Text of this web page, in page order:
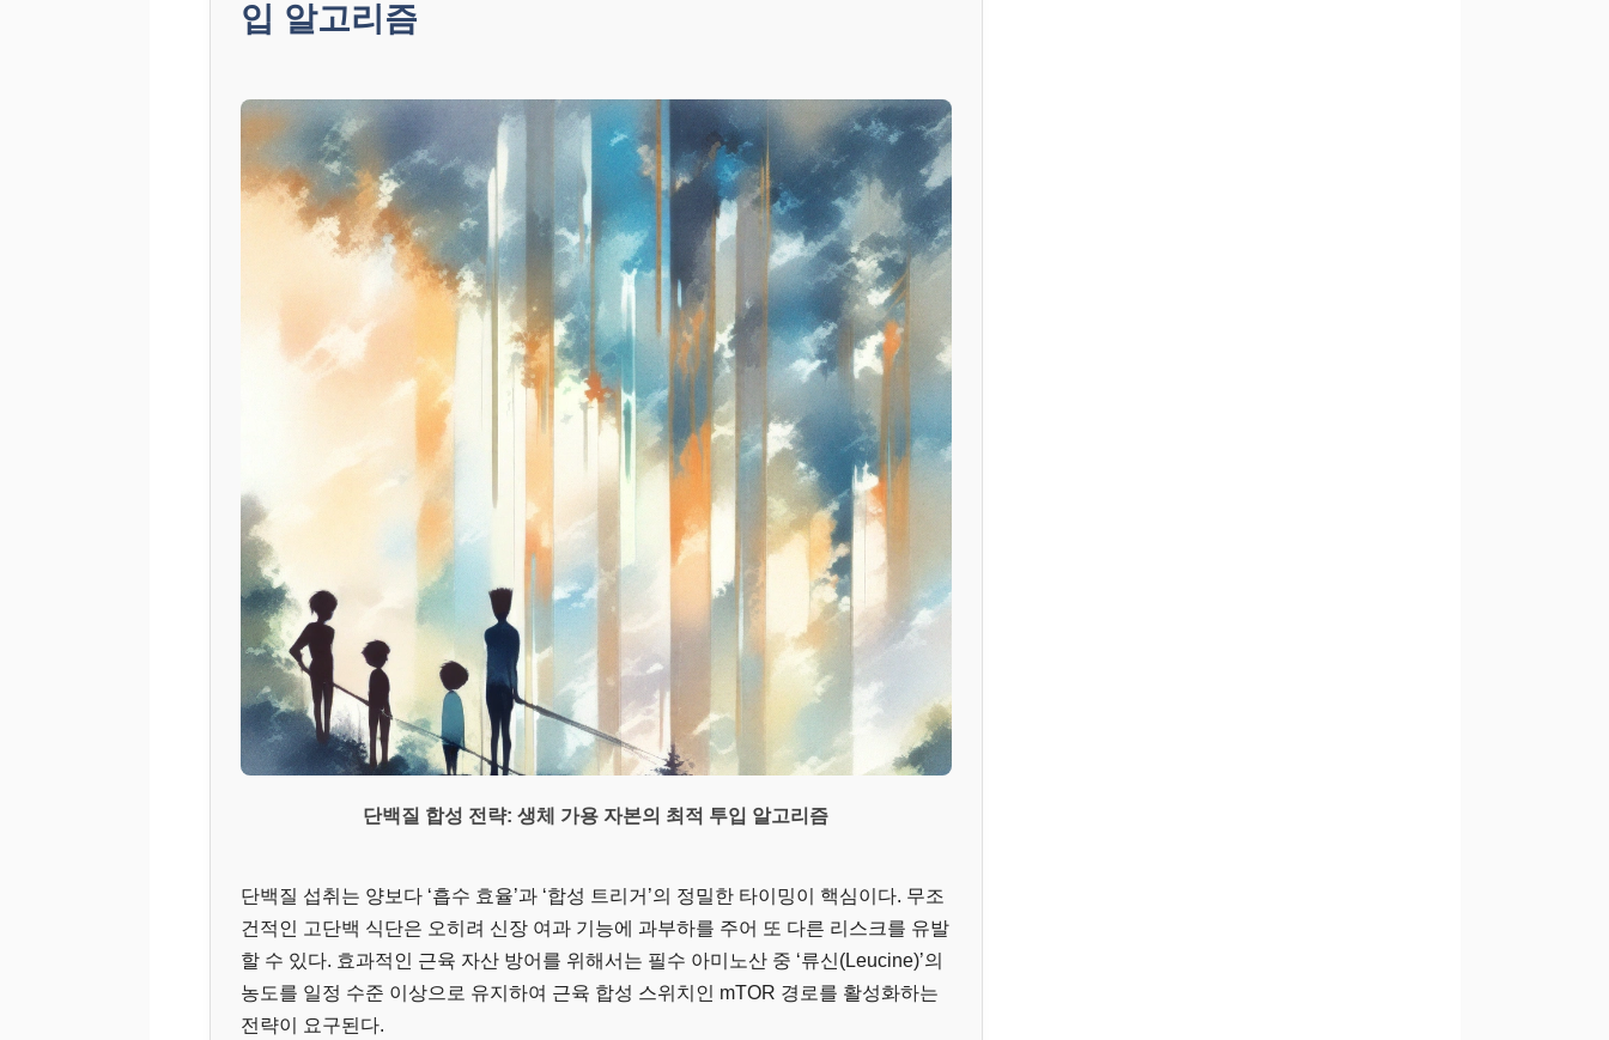
입 알고리즘
단백질 합성 전략: 생체 가용 자본의 최적 투입 알고리즘
단백질 섭취는 양보다 ‘흡수 효율’과 ‘합성 트리거’의 정밀한 타이밍이 핵심이다. 무조
건적인 고단백 식단은 오히려 신장 여과 기능에 과부하를 주어 또 다른 리스크를 유발
할 수 있다. 효과적인 근육 자산 방어를 위해서는 필수 아미노산 중 ‘류신(Leucine)’의
농도를 일정 수준 이상으로 유지하여 근육 합성 스위치인 mTOR 경로를 활성화하는
전략이 요구된다.